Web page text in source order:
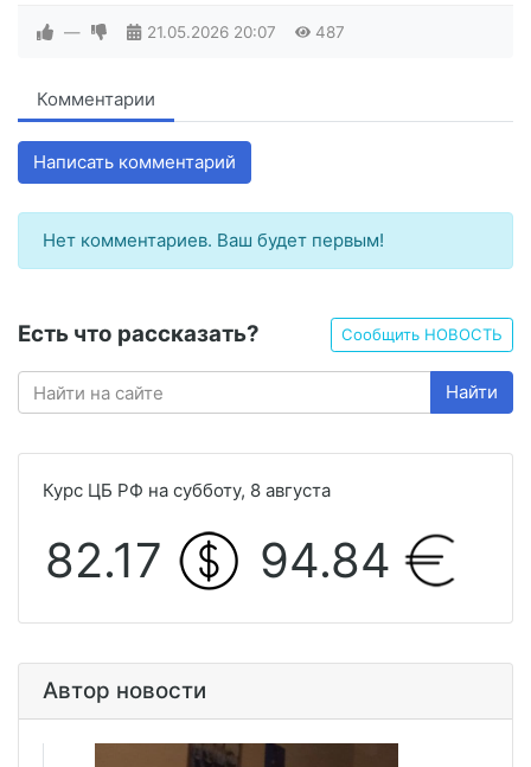
— 21.05.2026 20:07 487
Комментарии
Написать комментарий
Нет комментариев. Ваш будет первым!
Есть что рассказать? Сообщить НОВОСТЬ
Найти
Курс ЦБ РФ на субботу, 8 августа
82.17 94.84
Автор новости